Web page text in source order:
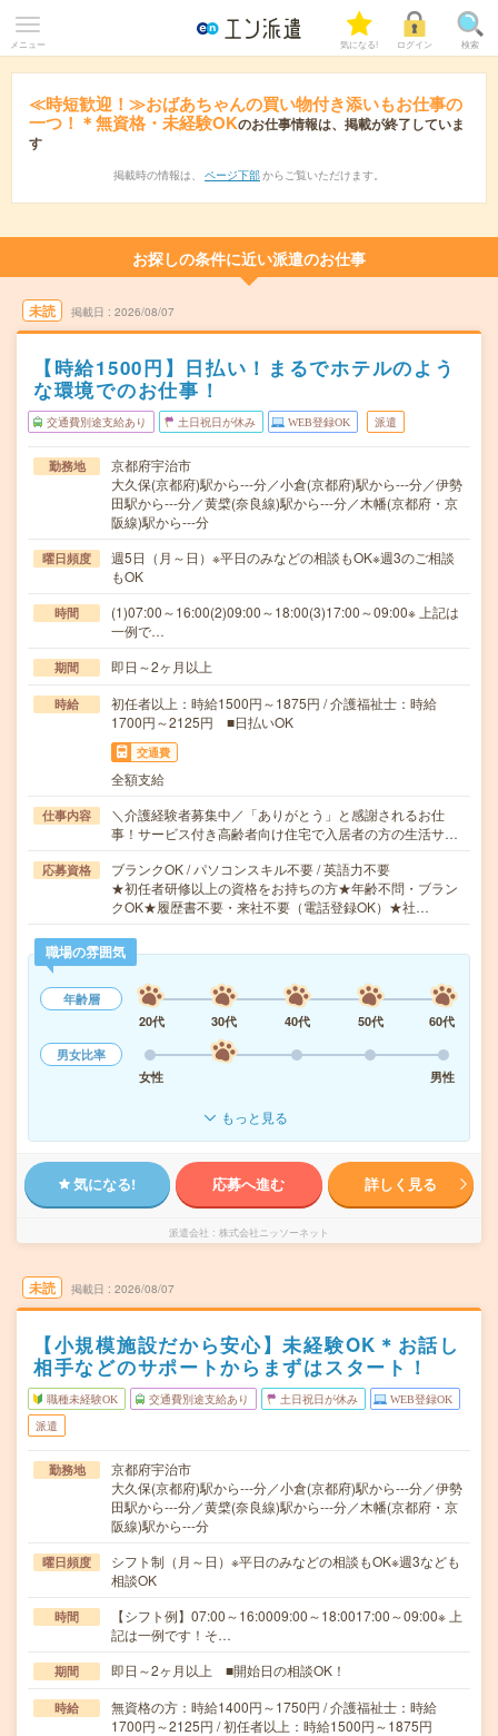
メニュー 気になる! ログイン 検索
≪時短歓迎！≫おばあちゃんの買い物付き添いもお仕事の
一つ！＊無資格・未経験OKのお仕事情報は、掲載が終了していま
す
掲載時の情報は、 ページ下部 からご覧いただけます。
お探しの条件に近い派遣のお仕事
未読 掲載日 2026/08/07
【時給1500円】日払い！まるでホテルのよう
な環境でのお仕事！
交通費別途支給あり 土日祝日が休み WEB登録OK 派遣
勤務地
京都府宇治市
大久保(京都府)駅から---分／小倉(京都府)駅から---分／伊勢
田駅から---分／黄檗(奈良線)駅から---分／木幡(京都府・京
阪線)駅から---分
曜日頻度
週5日（月～日）※平日のみなどの相談もOK※週3のご相談
もOK
時間
(1)07:00～16:00(2)09:00～18:00(3)17:00～09:00※ 上記は
一例で…
期間 即日～2ヶ月以上
時給
初任者以上：時給1500円～1875円 / 介護福祉士：時給
1700円～2125円 ■日払いOK
交通費
全額支給
仕事内容
＼介護経験者募集中／「ありがとう」と感謝されるお仕
事！サービス付き高齢者向け住宅で入居者の方の生活サ…
応募資格
ブランクOK / パソコンスキル不要 / 英語力不要
★初任者研修以上の資格をお持ちの方★年齢不問・ブラン
クOK★履歴書不要・来社不要（電話登録OK）★社…
職場の雰囲気
年齢層
20代
30代 40代 50代
60代
男女比率
女性
男性
もっと見る
気になる! 応募へ進む 詳しく見る
派遣会社 株式会社ニッソーネット
未読 掲載日 2026/08/07
【小規模施設だから安心】未経験OK＊お話し
相手などのサポートからまずはスタート！
職種未経験OK 交通費別途支給あり 土日祝日が休み WEB登録OK
派遣
勤務地
京都府宇治市
大久保(京都府)駅から---分／小倉(京都府)駅から---分／伊勢
田駅から---分／黄檗(奈良線)駅から---分／木幡(京都府・京
阪線)駅から---分
曜日頻度
シフト制（月～日）※平日のみなどの相談もOK※週3なども
相談OK
時間
【シフト例】07:00～16:0009:00～18:0017:00～09:00※ 上
記は一例です！そ…
期間 即日～2ヶ月以上 ■開始日の相談OK！
時給
無資格の方：時給1400円～1750円 / 介護福祉士：時給
1700円～2125円 / 初任者以上：時給1500円～1875円